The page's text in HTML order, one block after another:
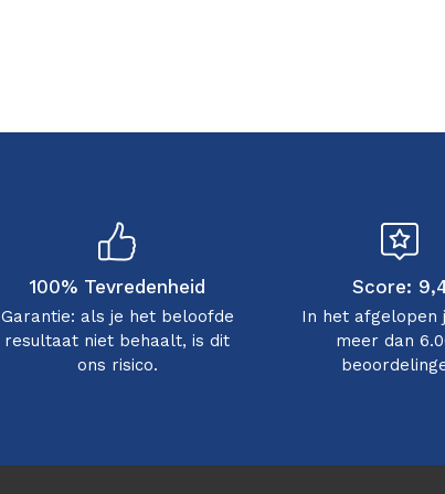
100% Tevredenheid
Garantie: als je het beloofde
resultaat niet behaalt, is dit
ons risico.
Score:
In het afgelopen
meer dan